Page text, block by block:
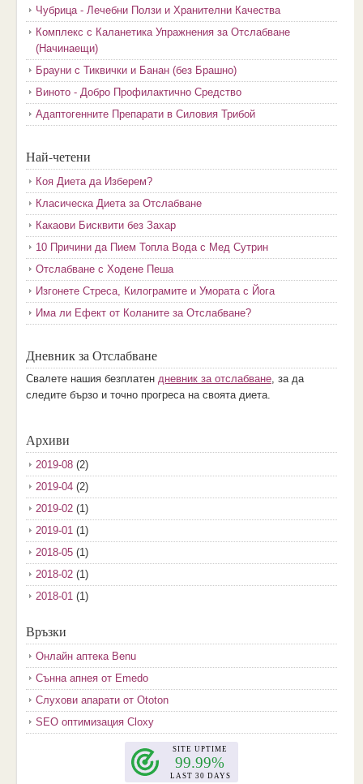
Чубрица - Лечебни Ползи и Хранителни Качества
Комплекс с Каланетика Упражнения за Отслабване
(Начинаещи)
Брауни с Тиквички и Банан (без Брашно)
Виното - Добро Профилактично Средство
Адаптогенните Препарати в Силовия Трибой
Най-четени
Коя Диета да Изберем?
Класическа Диета за Отслабване
Какаови Бисквити без Захар
10 Причини да Пием Топла Вода с Мед Сутрин
Отслабване с Ходене Пеша
Изгонете Стреса, Килограмите и Умората с Йога
Има ли Ефект от Коланите за Отслабване?
Дневник за Отслабване
Свалете нашия безплатен дневник за отслабване, за да
следите бързо и точно прогреса на своята диета.
Архиви
2019-08(2)
2019-04(2)
2019-02(1)
2019-01(1)
2018-05(1)
2018-02(1)
2018-01(1)
2017-11
2017-10(3)
2017-08(3)
2017-07(1)
2017-06(2)
Връзки
Онлайн аптека Benu
Сънна апнея от Emedo
Слухови апарати от Ototon
SEO оптимизация Cloxy